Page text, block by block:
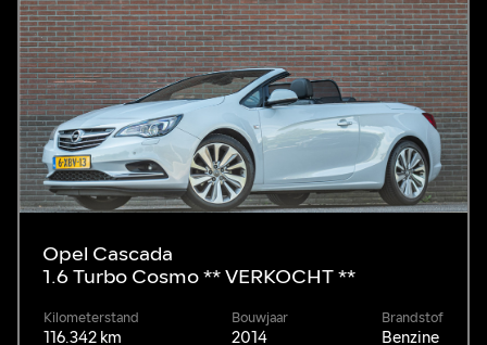
Opel Cascada
1.6 Turbo Cosmo ** VERKOCHT **
Kilometerstand
116.342 km
Bouwjaar
2014
Brandstof
Benzine